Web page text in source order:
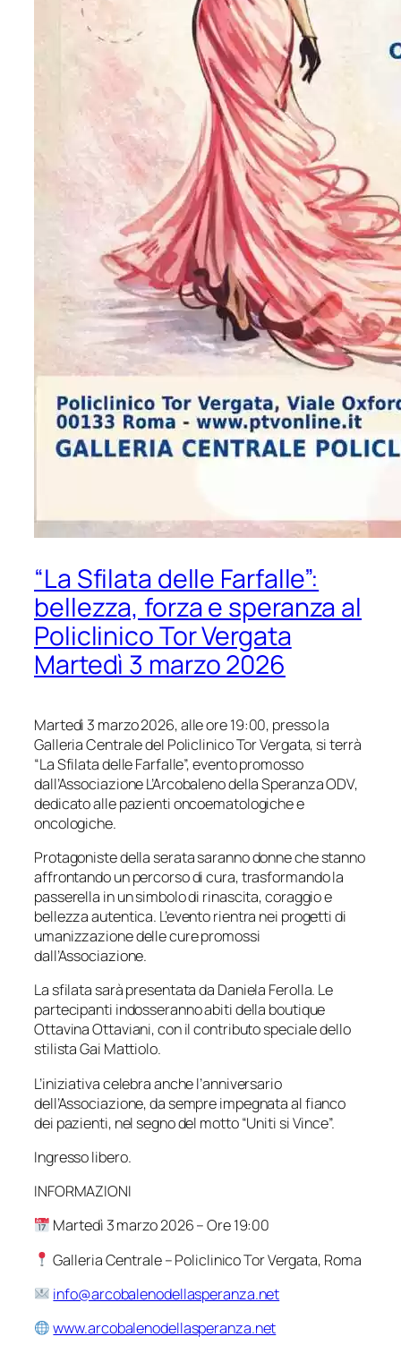
“La Sfilata delle Farfalle”:
bellezza, forza e speranza al
Policlinico Tor Vergata
Martedì 3 marzo 2026
Martedì 3 marzo 2026, alle ore 19:00, presso la
Galleria Centrale del Policlinico Tor Vergata, si terrà
“La Sfilata delle Farfalle”, evento promosso
dall’Associazione L’Arcobaleno della Speranza ODV,
dedicato alle pazienti oncoematologiche e
oncologiche.
Protagoniste della serata saranno donne che stanno
affrontando un percorso di cura, trasformando la
passerella in un simbolo di rinascita, coraggio e
bellezza autentica. L’evento rientra nei progetti di
umanizzazione delle cure promossi
dall’Associazione.
La sfilata sarà presentata da Daniela Ferolla. Le
partecipanti indosseranno abiti della boutique
Ottavina Ottaviani, con il contributo speciale dello
stilista Gai Mattiolo.
L’iniziativa celebra anche l’anniversario
dell’Associazione, da sempre impegnata al fianco
dei pazienti, nel segno del motto “Uniti si Vince”.
Ingresso libero.
INFORMAZIONI
Martedì 3 marzo 2026 – Ore 19:00
Galleria Centrale – Policlinico Tor Vergata, Roma
info@arcobalenodellasperanza.net
www.arcobalenodellasperanza.net